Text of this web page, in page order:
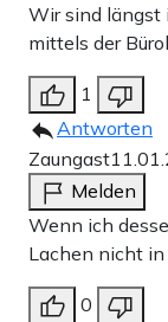
Wir sind längst
mittels der
1
Antworten
Zaungast
Melden
Wenn ich
Lachen nicht
0